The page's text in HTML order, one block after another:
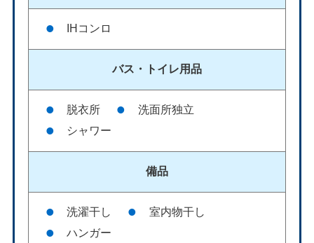
IHコンロ
バス・ トイレ用品
脱衣所
洗面所独立
シャワー
備品
洗濯干し
室内物干し
ハンガー